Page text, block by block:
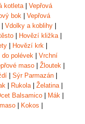
kotleta | Vepřová
bok | Vepřová
| Vdolky a koblihy |
| Hovězí kližka |
| Hovězí krk |
polévek | Vrchní
maso | Žloutek |
| Sýr Parmazán |
| Rukola | Želatina |
Balsamico | Mák |
| Kokos |